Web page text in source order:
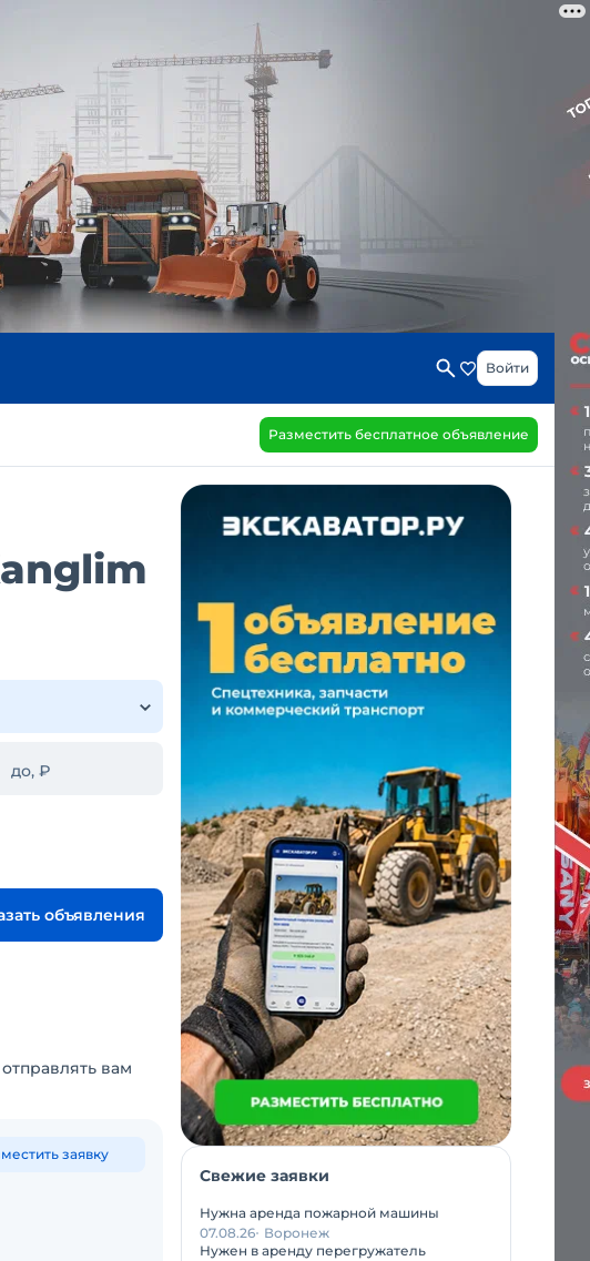
Войти
Разместить бесплатное объявление
до, ₽
объявления
вам
заявку
Свежие заявки
Нужна аренда пожарной машины
07.08.26 Воронеж
Нужен в аренду перегружатель